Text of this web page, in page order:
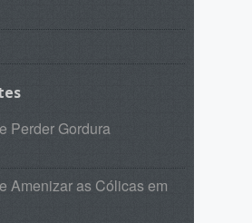
Perder Gordura
Amenizar as Cólicas em